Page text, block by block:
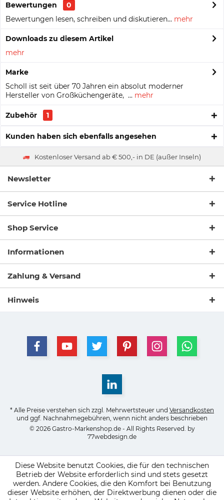
Bewertungen
0
Bewertungen lesen, schreiben und diskutieren... mehr
Downloads zu diesem Artikel
mehr
Marke
Scholl ist seit über 70 Jahren ein absolut moderner
Hersteller von Großküchengeräte, ... mehr
Zubehör 1
Kunden haben sich ebenfalls angesehen
Kostenloser Versand ab € 500,- in DE (außer Inseln)
Newsletter
Service Hotline
Shop Service
Informationen
Zahlung & Versand
Hinweis
* Alle Preise verstehen sich zzgl. Mehrwertsteuer und Versandkosten
und ggf. Nachnahmegebühren, wenn nicht anders beschrieben
© 2026 Gastro-Markenshop.de - All Rights Reserved. by
77webdesign.de
Diese Website benutzt Cookies, die für den technischen
Betrieb der Website erforderlich sind und stets gesetzt
werden. Andere Cookies, die den Komfort bei Benutzung
dieser Website erhöhen, der Direktwerbung dienen oder die